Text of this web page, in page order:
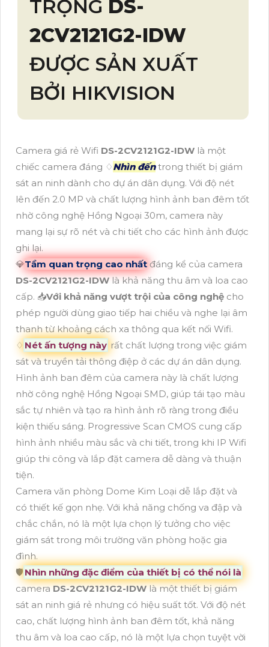
TRỌNG DS-
2CV2121G2-IDW
ĐƯỢC SẢN XUẤT
BỞI HIKVISION
Camera giá rẻ Wifi DS-2CV2121G2-IDW là một
chiếc camera đáng ♢Nhìn đếntrong thiết bị giám
sát an ninh dành cho dự án dân dụng. Với độ nét
lên đến 2.0 MP và chất lượng hình ảnh ban đêm tốt
nhờ công nghệ Hồng Ngoại 30m, camera này
mang lại sự rõ nét và chi tiết cho các hình ảnh được
ghi lại.
💎Tầm quan trọng cao nhất đáng kể của camera
DS-2CV2121G2-IDW là khả năng thu âm và loa cao
cấp. 📥Với khả năng vượt trội của công nghệ cho
phép người dùng giao tiếp hai chiều và nghe lại âm
thanh từ khoảng cách xa thông qua kết nối Wifi.
♢ Nét ấn tượng này rất chất lượng trong việc giám
sát và truyền tải thông điệp ở các dự án dân dụng.
Hình ảnh ban đêm của camera này là chất lượng
nhờ công nghệ Hồng Ngoại SMD, giúp tái tạo màu
sắc tự nhiên và tạo ra hình ảnh rõ ràng trong điều
kiện thiếu sáng. Progressive Scan CMOS cung cấp
hình ảnh nhiều màu sắc và chi tiết, trong khi IP Wifi
giúp thi công và lắp đặt camera dễ dàng và thuận
tiện.
Camera văn phòng Dome Kim Loại dễ lắp đặt và
có thiết kế gọn nhẹ. Với khả năng chống va đập và
chắc chắn, nó là một lựa chọn lý tưởng cho việc
giám sát trong môi trường văn phòng hoặc gia
đình.
🛡 Nhìn những đặc điểm của thiết bị có thể nói là
cameraDS-2CV2121G2-IDWlà một thiết bị giám
sát an ninh giá rẻ nhưng có hiệu suất tốt. Với độ nét
cao, chất lượng hình ảnh ban đêm tốt, khả năng
thu âm và loa cao cấp, nó là một lựa chọn tuyệt vời